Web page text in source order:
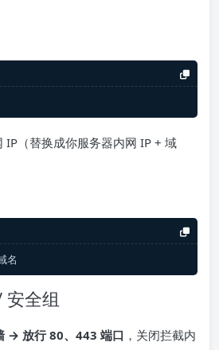
IP（替换成你服务器内网 IP + 域
全组
→ 放行 80、443 端口 ，关闭拦截内